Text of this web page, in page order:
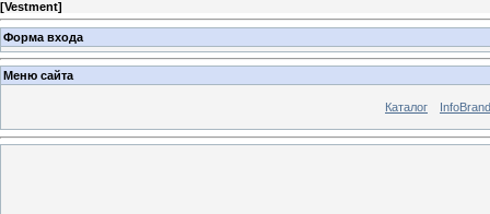
[Vestment]
Форма входа
Меню сайта
Каталог